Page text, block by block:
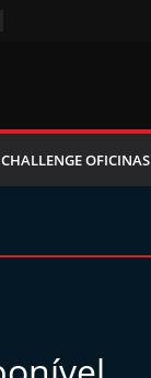
CHALLENGE OFICINAS